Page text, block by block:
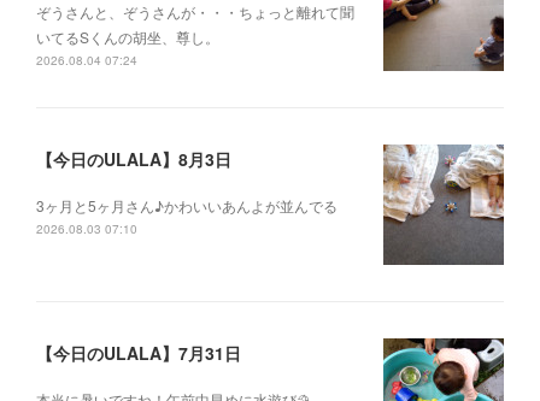
ぞうさんと、ぞうさんが・・・ちょっと離れて聞
いてるSくんの胡坐、尊し。
2026.08.04 07:24
【今日のULALA】8月3日
3ヶ月と5ヶ月さん♪かわいいあんよが並んでる
2026.08.03 07:10
【今日のULALA】7月31日